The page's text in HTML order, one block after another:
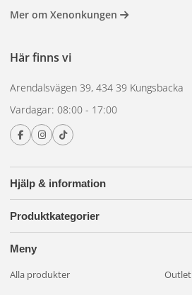
Hjälp & information
Produktkategorier
Meny
Alla produkter Outlet
Mer om Xenonkungen
Här finns vi
Arendalsvägen 39, 434 39 Kungsbacka
Vardagar: 08:00 - 17:00